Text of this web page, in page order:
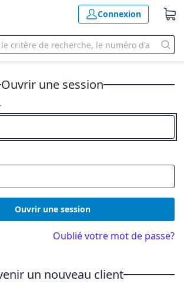
Connexion
Ouvrir une session
Ouvrir une session
Oublié votre mot de passe?
un nouveau client